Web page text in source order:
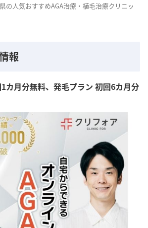
の人気おすすめAGA治療・植毛治療クリニッ
報
カ月分無料、発毛プラン 初回6カ月分